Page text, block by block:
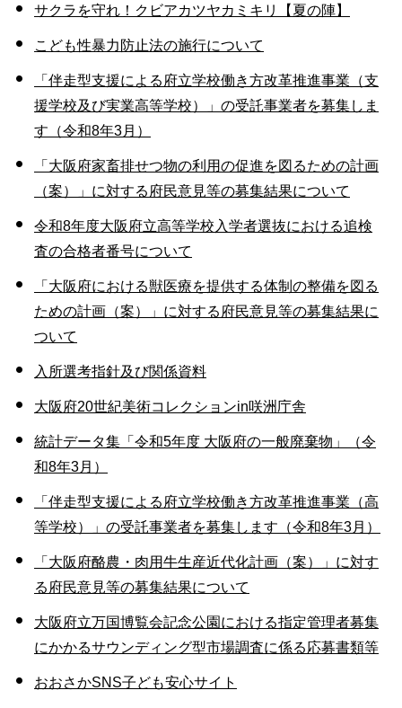
サクラを守れ！クビアカツヤカミキリ【夏の陣】
こども性暴力防止法の施行について
「伴走型支援による府立学校働き方改革推進事業（支
援学校及び実業高等学校）」の受託事業者を募集しま
す（令和8年3月）
「大阪府家畜排せつ物の利用の促進を図るための計画
（案）」に対する府民意見等の募集結果について
令和8年度大阪府立高等学校入学者選抜における追検
査の合格者番号について
「大阪府における獣医療を提供する体制の整備を図る
ための計画（案）」に対する府民意見等の募集結果に
ついて
入所選考指針及び関係資料
大阪府20世紀美術コレクションin咲洲庁舎
統計データ集「令和5年度 大阪府の一般廃棄物」（令
和8年3月）
「伴走型支援による府立学校働き方改革推進事業（高
等学校）」の受託事業者を募集します（令和8年3月）
「大阪府酪農・肉用牛生産近代化計画（案）」に対す
る府民意見等の募集結果について
大阪府立万国博覧会記念公園における指定管理者募集
にかかるサウンディング型市場調査に係る応募書類等
おおさかSNS子ども安心サイト